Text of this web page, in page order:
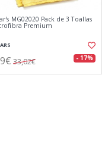
MG02020 Pack de 3 Toallas
Premium
33,02€ - 17%